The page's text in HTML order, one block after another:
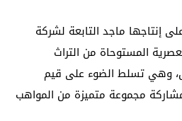
إنتاجها ماجد التابعة لشركة
المستوحاة من التراث
وهي تسلط الضوء على قيم
مجموعة متميزة من المواهب